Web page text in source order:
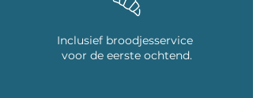
Inclusief broodjesservice
voor de eerste ochtend.